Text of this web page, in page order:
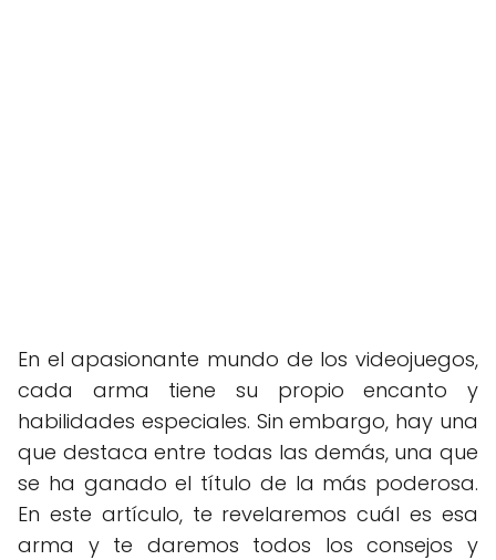
En el apasionante mundo de los videojuegos,
cada arma tiene su propio encanto y
habilidades especiales. Sin embargo, hay una
que destaca entre todas las demás, una que
se ha ganado el título de la más poderosa.
En este artículo, te revelaremos cuál es esa
arma y te daremos todos los consejos y